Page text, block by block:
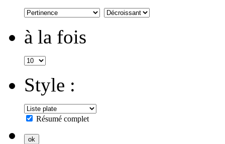
à la fois
Style :
Résumé complet